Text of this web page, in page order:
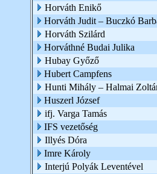
Horváth Enikő
Horváth Judit – Buczkó
Horváth Szilárd
Horváthné Budai Julika
Hubay Győző
Hubert Campfens
Hunti Mihály – Halmai
Huszerl József
ifj. Varga Tamás
IFS vezetőség
Illyés Dóra
Imre Károly
Interjú Polyák Leventével